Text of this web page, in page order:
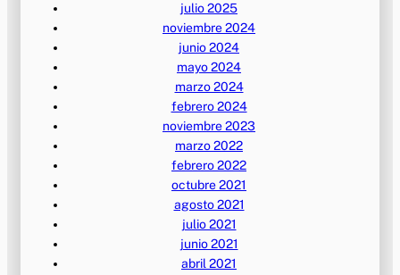
julio 2025
noviembre 2024
junio 2024
mayo 2024
marzo 2024
febrero 2024
noviembre 2023
marzo 2022
febrero 2022
octubre 2021
agosto 2021
julio 2021
junio 2021
abril 2021